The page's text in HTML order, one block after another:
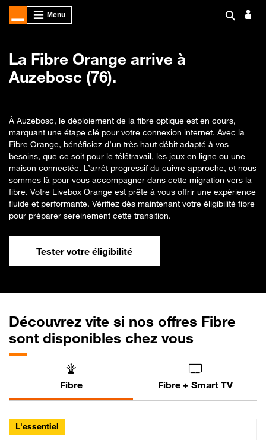
La Fibre Orange arrive à
Auzebosc (76).
À Auzebosc, le déploiement de la fibre optique est en cours,
marquant une étape clé pour votre connexion internet. Avec la
Fibre Orange, bénéficiez d’un très haut débit adapté à vos
besoins, que ce soit pour le télétravail, les jeux en ligne ou une
maison connectée. L’arrêt progressif du cuivre approche, et nous
sommes là pour vous accompagner dans cette migration vers la
fibre. Votre Livebox Orange est prête à vous offrir une expérience
fluide et performante. Vérifiez dès maintenant votre éligibilité fibre
pour préparer sereinement cette transition.
Tester votre éligibilité
Découvrez vite si nos offres Fibre
sont disponibles chez vous
Fibre Fibre + Smart TV
L'essentiel